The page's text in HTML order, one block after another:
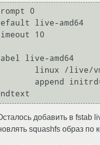
0
live-amd64
10
live-amd64
добавить в fstab
squashfs образ по